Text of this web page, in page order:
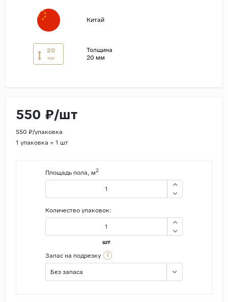
Китай
20
мм
Толщина
20 мм
550 ₽/шт
550 ₽/упаковка
1 упаковка = 1 шт
Площадь пола, м2
Количество упаковок:
шт
Запас на подрезку
i
Без запаса